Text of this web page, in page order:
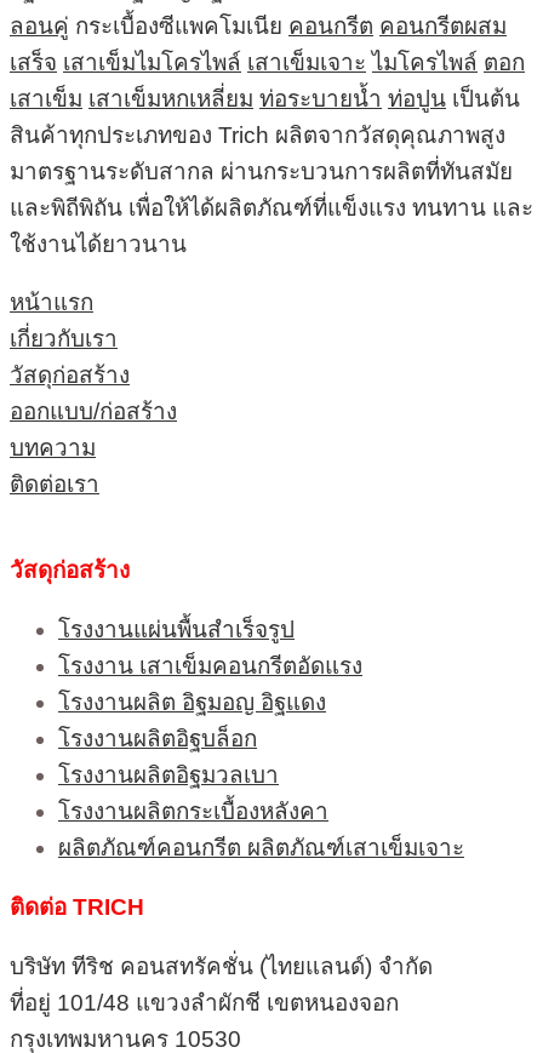
ลอนคู่ กระเบื้องซีแพคโมเนีย คอนกรีต คอนกรีตผสม
เสร็จ เสาเข็มไมโครไพล์ เสาเข็มเจาะ ไมโครไพล์ ตอก
เสาเข็ม เสาเข็มหกเหลี่ยม ท่อระบายน้ำ ท่อปูน เป็นต้น
สินค้าทุกประเภทของ Trich ผลิตจากวัสดุคุณภาพสูง
มาตรฐานระดับสากล ผ่านกระบวนการผลิตที่ทันสมัย
และพิถีพิถัน เพื่อให้ได้ผลิตภัณฑ์ที่แข็งแรง ทนทาน และ
ใช้งานได้ยาวนาน
หน้าแรก
เกี่ยวกับเรา
วัสดุก่อสร้าง
ออกแบบ/ก่อสร้าง
บทความ
ติดต่อเรา
วัสดุก่อสร้าง
โรงงานแผ่นพื้นสำเร็จรูป
โรงงาน เสาเข็มคอนกรีตอัดแรง
โรงงานผลิต อิฐมอญ อิฐแดง
โรงงานผลิตอิฐบล็อก
โรงงานผลิตอิฐมวลเบา
โรงงานผลิตกระเบื้องหลังคา
ผลิตภัณฑ์คอนกรีต ผลิตภัณฑ์เสาเข็มเจาะ
ติดต่อ TRICH
บริษัท ทีริช คอนสทรัคชั่น (ไทยแลนด์) จำกัด
ที่อยู่ 101/48 แขวงลำผักชี เขตหนองจอก
กรุงเทพมหานคร 10530